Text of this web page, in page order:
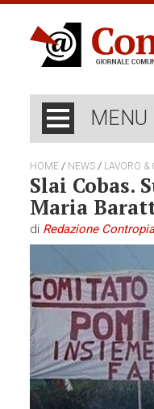
MENU
HOME / NEWS / LAVORO &
Slai Cobas.
Maria
di Redazione